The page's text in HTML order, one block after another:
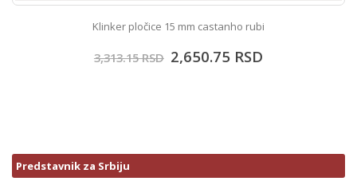
Klinker pločice 15 mm castanho rubi
3,313.15RSD 2,650.75 RSD
Predstavnik za Srbiju